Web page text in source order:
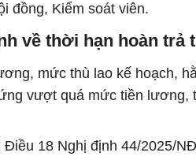
đồng, Kiểm soát viên.
về thời hạn hoàn
mức thù lao kế hoạch,
vượt quá mức tiền lương,
18 Nghị định 44/2025/